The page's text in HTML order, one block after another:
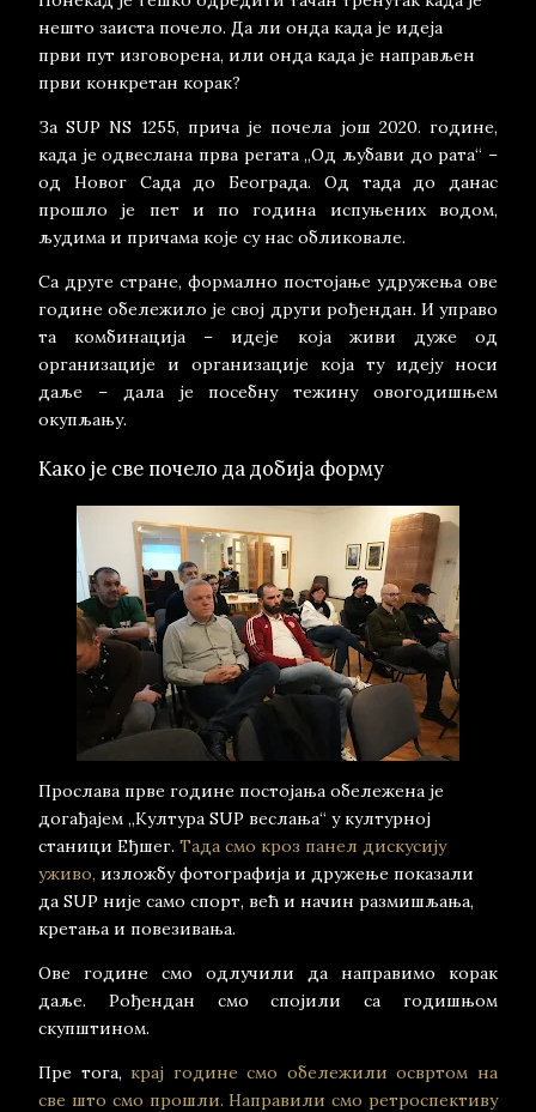
нешто заиста почело. Да ли онда када је идеја
први пут изговорена, или онда када је направљен
први конкретан корак?
За SUP NS 1255, прича је почела још 2020. године,
када је одвеслана прва регата „Од љубави до рата“ –
од Новог Сада до Београда. Од тада до данас
прошло је пет и по година испуњених водом,
људима и причама које су нас обликовале.
Са друге стране, формално постојање удружења ове
године обележило је свој други рођендан. И управо
та комбинација – идеје која живи дуже од
организације и организације која ту идеју носи
даље – дала је посебну тежину овогодишњем
окупљању.
Како је све почело да добија форму
Прослава прве године постојања обележена је
догађајем „Култура SUP веслања“ у културној
станици Еђшег. Тада смо кроз панел дискусију
уживо, изложбу фотографија и дружење показали
да SUP није само спорт, већ и начин размишљања,
кретања и повезивања.
Ове године смо одлучили да направимо корак
даље. Рођендан смо спојили са годишњом
скупштином.
Пре тога, крај године смо обележили освртом на
све што смо прошли. Направили смо ретроспективу